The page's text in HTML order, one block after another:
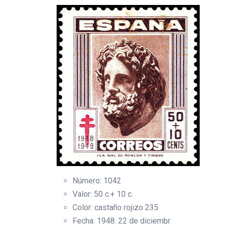
Número: 1042
Valor: 50 c.+ 10 c.
Color: castaño rojizo 235
Fecha: 1948. 22 de diciembr.